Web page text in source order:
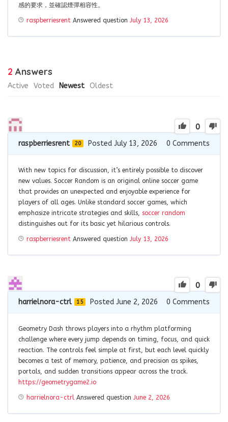
感的要求，並確認煙彈相容性。
raspberriesrent Answered question July 13, 2026
2 Answers
Active Voted Newest Oldest
0
raspberriesrent 20 Posted July 13, 2026 0 Comments
With new topics for discussion, it’s entirely possible to discover
new values. Soccer Random is an original online soccer game
that provides an unexpected and enjoyable experience for
players of all ages. Unlike standard soccer games, which
emphasize intricate strategies and skills, soccer random
distinguishes out for its basic yet hilarious controls.
raspberriesrent Answered question July 13, 2026
0
harrielnora-ctrl 15 Posted June 2, 2026 0 Comments
Geometry Dash throws players into a rhythm platforming
challenge where every jump depends on timing, focus, and quick
reaction. The controls feel simple at first, but each level quickly
becomes a test of memory, patience, and precision as spikes,
portals, and sudden transitions appear across the track.
https://geometrygame2.io
harrielnora-ctrl Answered question June 2, 2026